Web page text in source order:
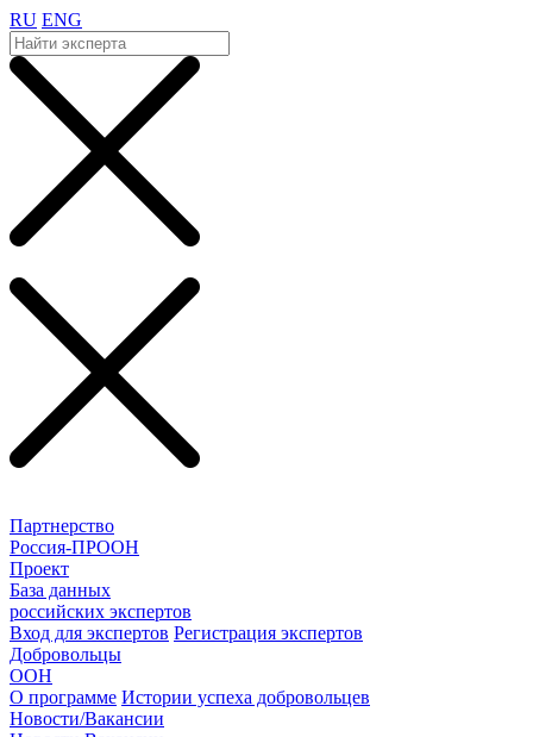
RU ENG
Партнерство
Россия-ПРООН
Проект
База данных
российских экспертов
Вход для экспертов Регистрация экспертов
Добровольцы
ООН
О программе Истории успеха добровольцев
Новости/Вакансии